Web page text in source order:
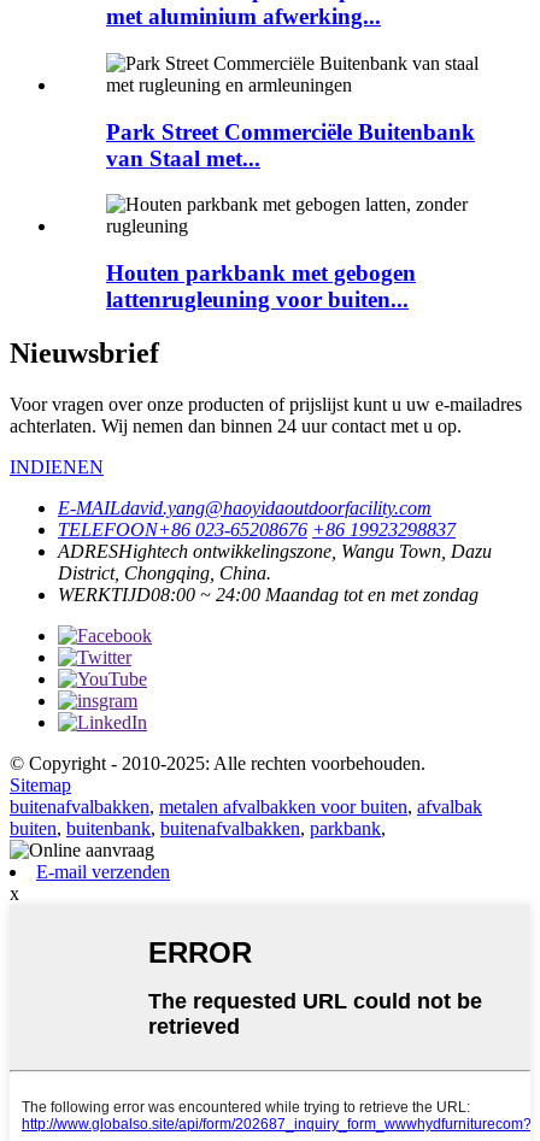
met aluminium afwerking...
Park Street Commerciële Buitenbank
van Staal met...
Houten parkbank met gebogen
lattenrugleuning voor buiten...
Nieuwsbrief
Voor vragen over onze producten of prijslijst kunt u uw e-mailadres
achterlaten. Wij nemen dan binnen 24 uur contact met u op.
INDIENEN
E-MAILdavid.yang@haoyidaoutdoorfacility.com
TELEFOON+86 023-65208676 +86 19923298837
ADRESHightech ontwikkelingszone, Wangu Town, Dazu
District, Chongqing, China.
WERKTIJD08:00 ~ 24:00 Maandag tot en met zondag
© Copyright - 2010-2025: Alle rechten voorbehouden.
Sitemap
buitenafvalbakken, metalen afvalbakken voor buiten, afvalbak
buiten, buitenbank, buitenafvalbakken, parkbank,
E-mail verzenden
x